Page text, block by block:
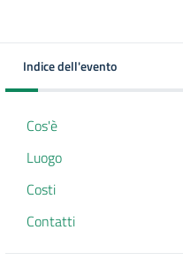
Indice dell'evento
Cos'è
Luogo
Costi
Contatti